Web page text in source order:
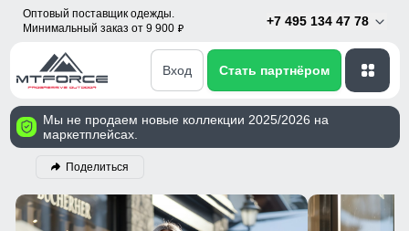
Оптовый поставщик одежды.
Минимальный заказ от 9 900 p
+7 495 134 47 78
Вход Стать партнёром
Мы не продаем новые коллекции 2025/2026 на
маркетплейсах.
Поделиться